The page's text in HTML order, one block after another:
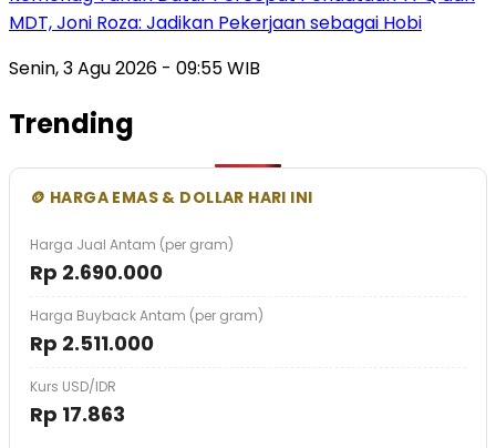
MDT, Joni Roza: Jadikan Pekerjaan sebagai Hobi
Senin, 3 Agu 2026 - 09:55 WIB
Trending
🪙 HARGA EMAS & DOLLAR HARI INI
Harga Jual Antam (per gram)
Rp 2.690.000
Harga Buyback Antam (per gram)
Rp 2.511.000
Kurs USD/IDR
Rp 17.863